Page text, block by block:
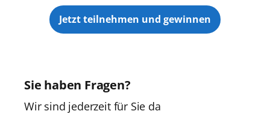
Jetzt teilnehmen und gewinnen
Sie haben Fragen?
Wir sind jederzeit für Sie da